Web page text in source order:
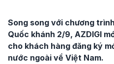
Song song với chương
Quốc khánh 2/9, AZDIGI
cho khách hàng đăng ký
nước ngoài về Việt Nam.